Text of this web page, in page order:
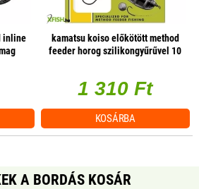
inline
kamatsu koiso előkötött method
feeder horog szilikongyűrűvel 10
1 310 Ft
KOSÁRBA
A BORDÁS KOSÁR